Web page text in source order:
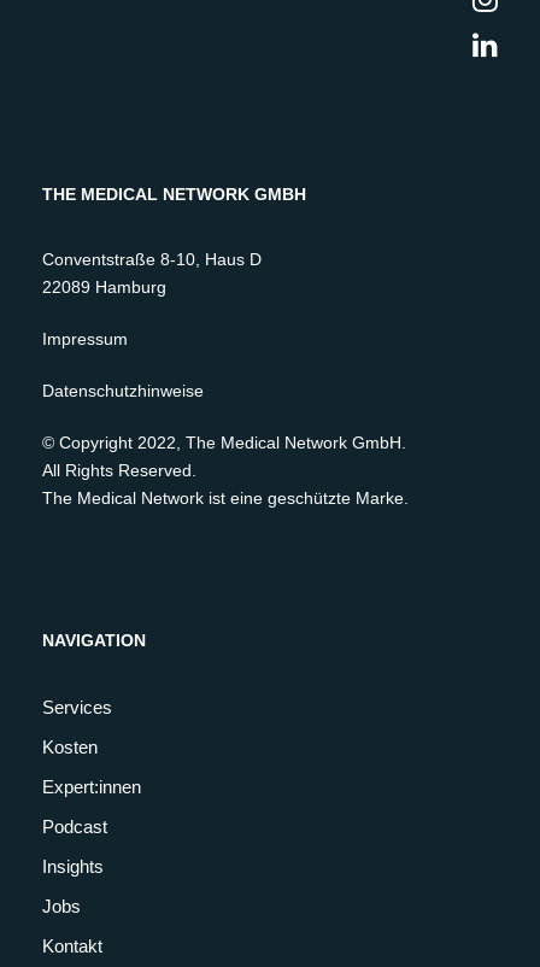
THE MEDICAL NETWORK GMBH
Conventstraße 8-10, Haus D
22089 Hamburg
Impressum
Datenschutzhinweise
© Copyright 2022, The Medical Network GmbH.
All Rights Reserved.
The Medical Network ist eine geschützte Marke.
NAVIGATION
Services
Kosten
Expert:innen
Podcast
Insights
Jobs
Kontakt